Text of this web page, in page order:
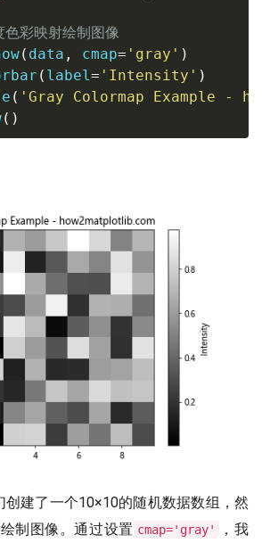
彩映射绘制图像
( data , cmap= 'gray' )
( label= 'Intensity' )
( 'Gray Colormap Example -
( )
创建了一个10×10的随机数据数组，然
制图像。通过设置 cmap='gray'
，我